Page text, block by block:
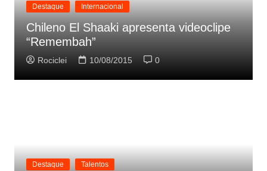
Destaque Internacional
Chileno El Shaaki apresenta videoclipe
“Remembah”
Rociclei 10/08/2015 0
Destaque Talentos